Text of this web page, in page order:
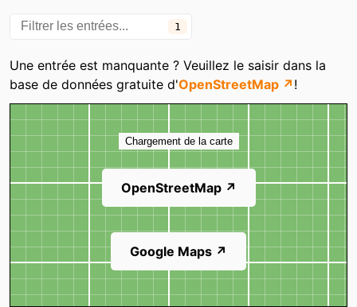
1
Une entrée est manquante ? Veuillez le saisir dans la
base de données gratuite d'OpenStreetMap ↗ !
Carte
Chargement de la carte
OpenStreetMap ↗
Google Maps ↗